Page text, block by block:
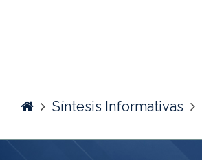
HomeSíntesis Informativas